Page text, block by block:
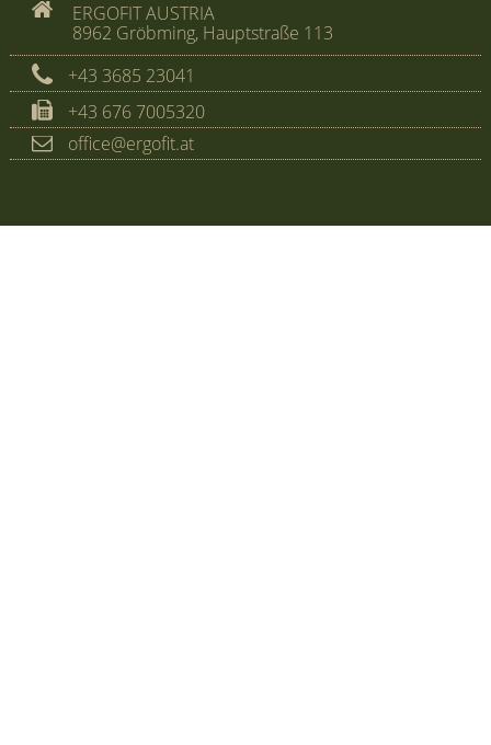
ERGOFIT AUSTRIA
8962 Gröbming, Hauptstraße 113
+43 3685 23041
+43 676 7005320
office@ergofit.at